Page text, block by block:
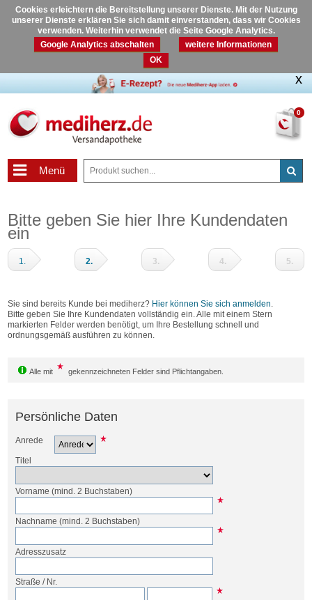
Cookies erleichtern die Bereitstellung unserer Dienste. Mit der Nutzung
unserer Dienste erklären Sie sich damit einverstanden, dass wir Cookies
verwenden. Weiterhin verwendet die Seite Google Analytics.
Google Analytics abschalten
weitere Informationen
OK
0
Menü
Bitte geben Sie hier Ihre Kundendaten
ein
1. 2. 3. 4.
und
Bestellen
5.
Sie sind bereits Kunde bei mediherz? Hier können Sie sich anmelden.
Bitte geben Sie Ihre Kundendaten vollständig ein. Alle mit einem Stern
markierten Felder werden benötigt, um Ihre Bestellung schnell und
ordnungsgemäß ausführen zu können.
Alle mit gekennzeichneten Felder sind Pflichtangaben.
Persönliche Daten
Anrede
Titel
Vorname (mind. 2 Buchstaben)
Nachname (mind. 2 Buchstaben)
Adresszusatz
Straße / Nr.